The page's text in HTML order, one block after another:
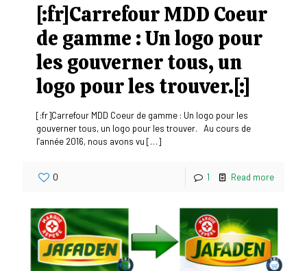
[:fr]Carrefour MDD Coeur
de gamme : Un logo pour
les gouverner tous, un
logo pour les trouver.[:]
[:fr]Carrefour MDD Coeur de gamme : Un logo pour les
gouverner tous, un logo pour les trouver. Au cours de
l’année 2016, nous avons vu […]
0 1 Read more